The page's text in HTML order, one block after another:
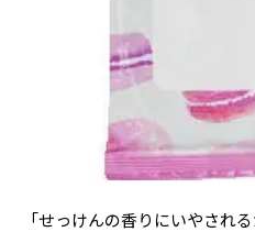
「せっけんの香りにいやされ